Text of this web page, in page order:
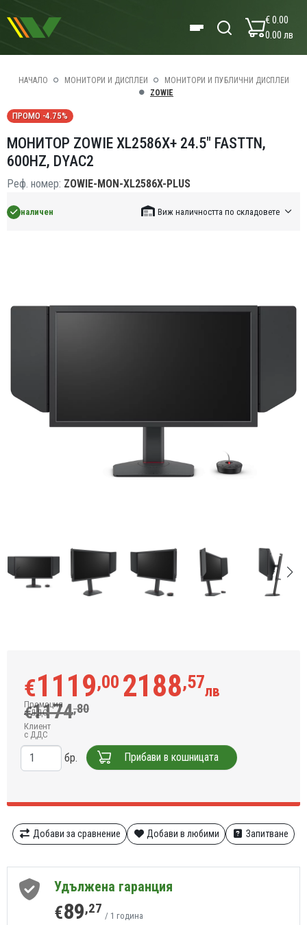
€ 0.00
0.00 лв
НАЧАЛО МОНИТОРИ И ДИСПЛЕИ
МОНИТОРИ И ПУБЛИЧНИ ДИСПЛЕИ
ZOWIE
ПРОМО -4.75%
МОНИТОР ZOWIE XL2586X+ 24.5" FASTTN,
600HZ, DYAC2
Реф. номер: ZOWIE-MON-XL2586X-PLUS
наличен Виж наличността по складовете
€1119,00 2188,57лв
Промоция
с ДДС
€1174,80
Клиент
с ДДС
бр. Прибави в кошницата
Добави за сравнение Добави в любими Запитване
Удължена гаранция
€89,27 / 1 година